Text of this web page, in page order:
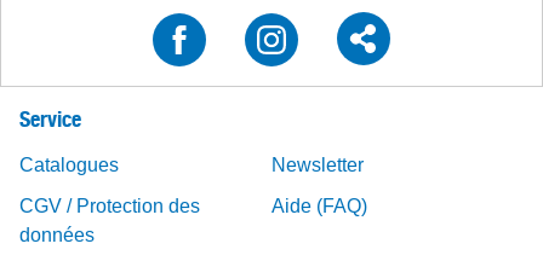
Service
Catalogues
Newsletter
CGV / Protection des
données
Aide (FAQ)